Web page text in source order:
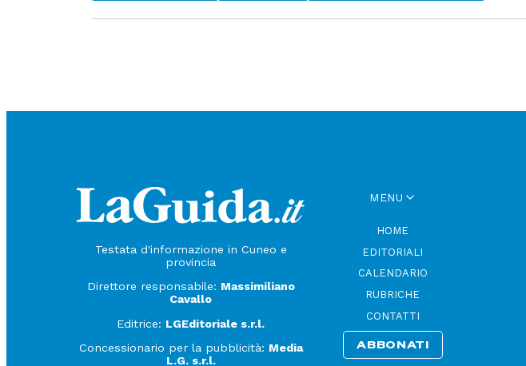
Testata d'informazione in Cuneo e
provincia
Direttore responsabile: Massimiliano
Cavallo
Editrice: LGEditoriale s.r.l.
Concessionario per la pubblicità: Media
L.G. s.r.l.
MENU
HOME
EDITORIALI
CALENDARIO
RUBRICHE
CONTATTI
ABBONATI